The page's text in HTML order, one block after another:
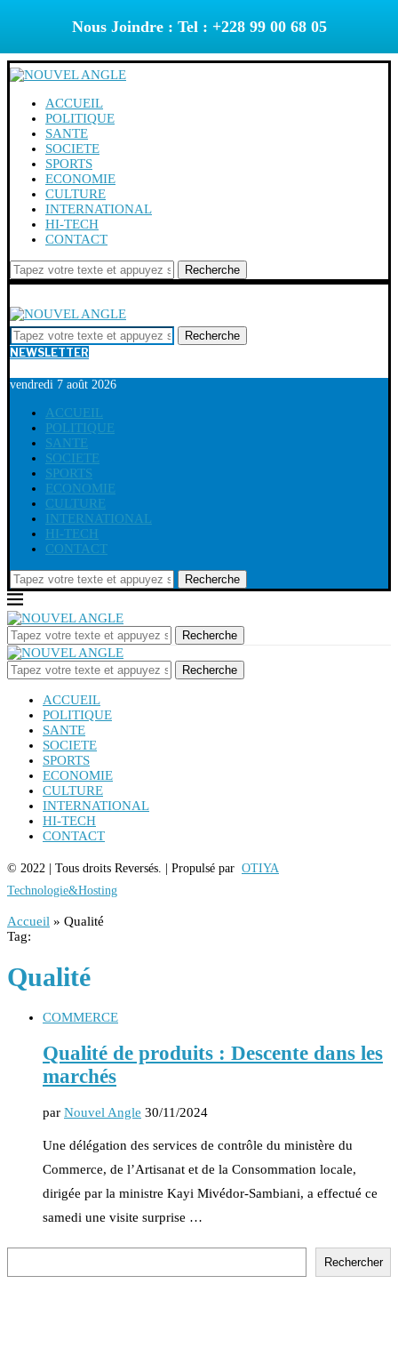
Nous Joindre : Tel : +228 99 00 68 05
ACCUEIL
POLITIQUE
SANTE
SOCIETE
SPORTS
ECONOMIE
CULTURE
INTERNATIONAL
HI-TECH
CONTACT
Recherche
Recherche
NEWSLETTER
vendredi 7 août 2026
ACCUEIL
POLITIQUE
SANTE
SOCIETE
SPORTS
ECONOMIE
CULTURE
INTERNATIONAL
HI-TECH
CONTACT
Recherche
Recherche
Recherche
ACCUEIL
POLITIQUE
SANTE
SOCIETE
SPORTS
ECONOMIE
CULTURE
INTERNATIONAL
HI-TECH
CONTACT
© 2022 | Tous droits Reversés. | Propulsé par OTIYA
Technologie&Hosting
Accueil » Qualité
Tag:
Qualité
COMMERCE
Qualité de produits : Descente dans les
marchés
par Nouvel Angle 30/11/2024
Une délégation des services de contrôle du ministère du
Commerce, de l’Artisanat et de la Consommation locale,
dirigée par la ministre Kayi Mivédor-Sambiani, a effectué ce
samedi une visite surprise …
Rechercher
Rechercher